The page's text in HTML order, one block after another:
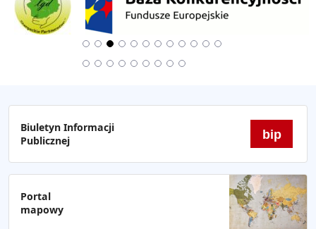
Biuletyn Informacji
Publicznej
bip
Portal
mapowy